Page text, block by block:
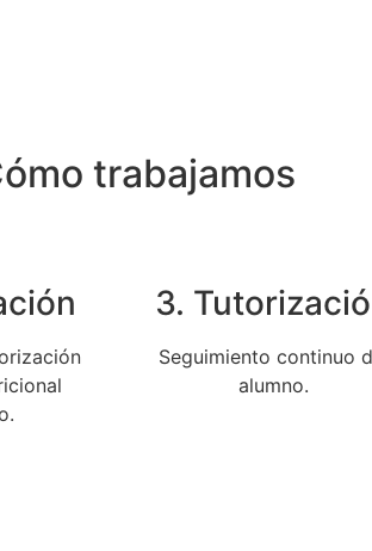
trabajamos
3.
Seguimiento continuo
alumno.